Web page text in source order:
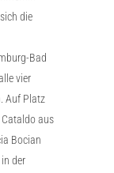
die
Bad
vier
Auf Platz
aus
Bocian
der